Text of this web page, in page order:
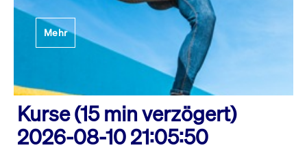
Mehr
Kurse (15 min verzögert)
2026-08-10 21:05:50